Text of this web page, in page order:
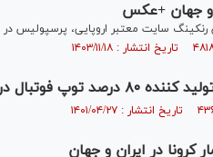
و جهان +عکس
رنکینگ سایت معتبر اروپایی، پرسپولیس
درصد توپ فوتبال در جهان
کرونا در ایران و جهان